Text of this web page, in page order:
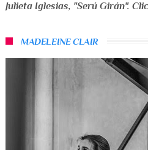
Julieta Iglesias, "Serú Girán".
MADELEINE CLAIR